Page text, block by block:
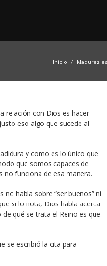
Inicio Madurez
relación con Dios es hacer
eso algo que sucede al
y como es lo único que
que somos capaces de
no funciona de esa manera.
habla sobre “ser buenos” ni
si lo nota, Dios habla acerca
qué se trata el Reino es que
se escribió la cita para